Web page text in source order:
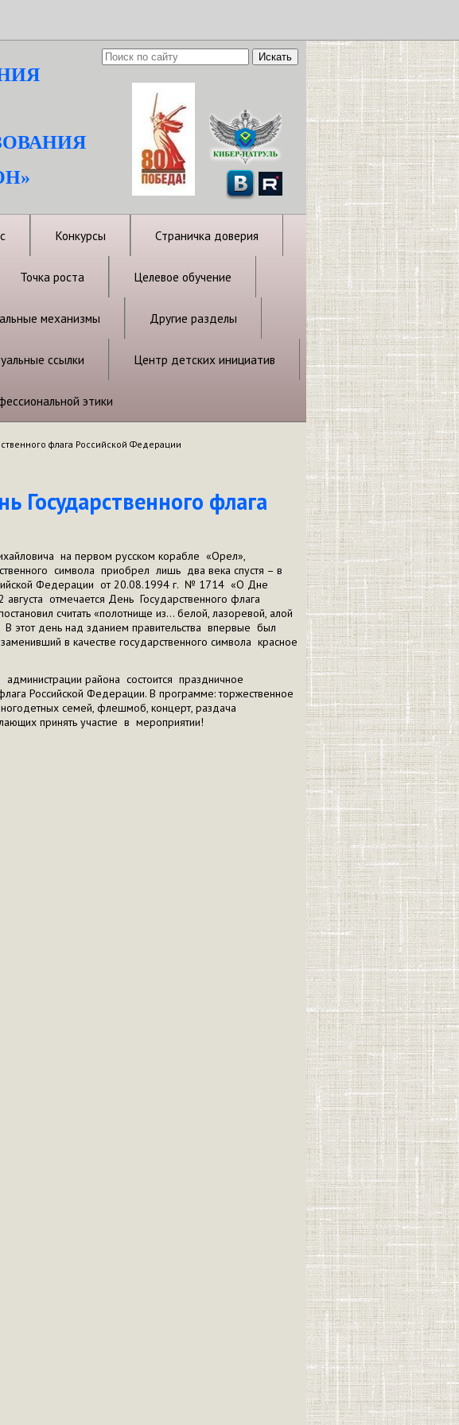
Конкурсы Страничка доверия
Точка роста Целевое обучение
механизмы Другие разделы
ссылки Центр детских инициатив
этики
флага Российской Федерации
Государственного флага
на первом русском корабле «Орел»,
символа приобрел лишь два века спустя – в
Федерации от 20.08.1994 г. № 1714 «О Дне
отмечается День Государственного флага
считать «полотнище из… белой, лазоревой, алой
этот день над зданием правительства впервые был
в качестве государственного символа красное
района состоится праздничное
Российской Федерации. В программе: торжественное
семей, флешмоб, концерт, раздача
принять участие в мероприятии!